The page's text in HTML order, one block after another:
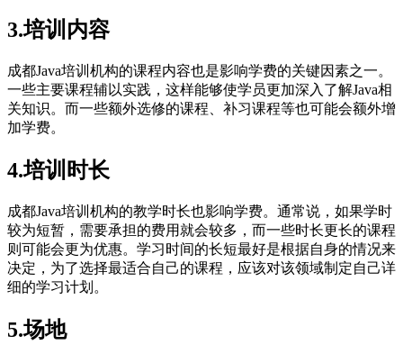
3.培训内容
成都Java培训机构的课程内容也是影响学费的关键因素之一。
一些主要课程辅以实践，这样能够使学员更加深入了解Java相
关知识。而一些额外选修的课程、补习课程等也可能会额外增
加学费。
4.培训时长
成都Java培训机构的教学时长也影响学费。通常说，如果学时
较为短暂，需要承担的费用就会较多，而一些时长更长的课程
则可能会更为优惠。学习时间的长短最好是根据自身的情况来
决定，为了选择最适合自己的课程，应该对该领域制定自己详
细的学习计划。
5.场地